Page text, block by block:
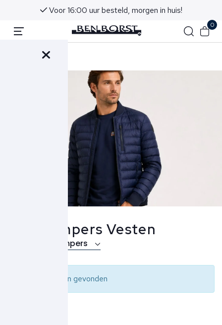
Voor 16:00 uur besteld, morgen in huis!
0
Parajumpers Vesten
Over Parajumpers
Geen resultaten gevonden